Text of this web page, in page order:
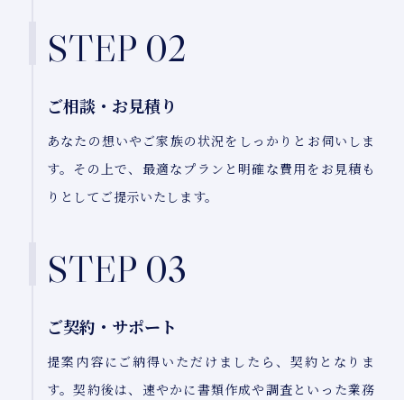
STEP 02
ご相談・お見積り
あなたの想いやご家族の状況をしっかりとお伺いしま
す。その上で、最適なプランと明確な費用をお見積も
りとしてご提示いたします。
STEP 03
ご契約・サポート
提案内容にご納得いただけましたら、契約となりま
す。契約後は、速やかに書類作成や調査といった業務